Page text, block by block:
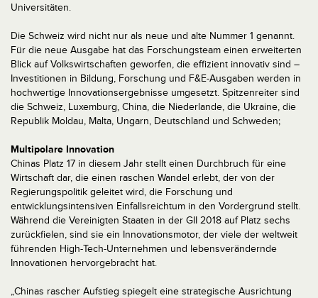
Universitäten.
Die Schweiz wird nicht nur als neue und alte Nummer 1 genannt.
Für die neue Ausgabe hat das Forschungsteam einen erweiterten
Blick auf Volkswirtschaften geworfen, die effizient innovativ sind –
Investitionen in Bildung, Forschung und F&E-Ausgaben werden in
hochwertige Innovationsergebnisse umgesetzt. Spitzenreiter sind
die Schweiz, Luxemburg, China, die Niederlande, die Ukraine, die
Republik Moldau, Malta, Ungarn, Deutschland und Schweden;
Multipolare Innovation
Chinas Platz 17 in diesem Jahr stellt einen Durchbruch für eine
Wirtschaft dar, die einen raschen Wandel erlebt, der von der
Regierungspolitik geleitet wird, die Forschung und
entwicklungsintensiven Einfallsreichtum in den Vordergrund stellt.
Während die Vereinigten Staaten in der GII 2018 auf Platz sechs
zurückfielen, sind sie ein Innovationsmotor, der viele der weltweit
führenden High-Tech-Unternehmen und lebensverändernde
Innovationen hervorgebracht hat.
„Chinas rascher Aufstieg spiegelt eine strategische Ausrichtung